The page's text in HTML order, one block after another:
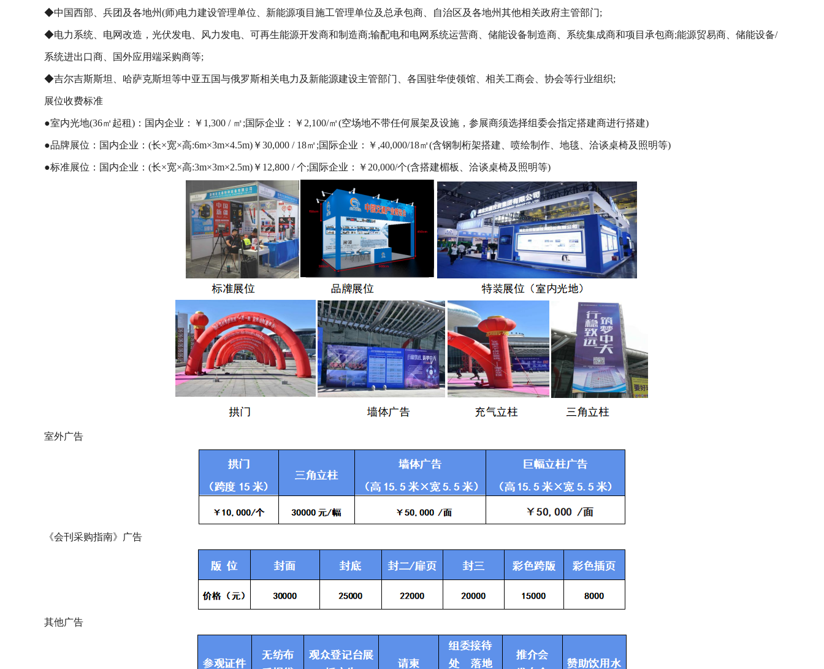
◆中国西部、兵团及各地州(师)电力建设管理单位、新能源项目施工管理单位及总承包商、自治区及各地州其他相关政府主管部门;
◆电力系统、电网改造，光伏发电、风力发电、可再生能源开发商和制造商;输配电和电网系统运营商、储能设备制造商、系统集成商和项目承包商;能源贸易商、储能设备/
系统进出口商、国外应用端采购商等;
◆吉尔吉斯斯坦、哈萨克斯坦等中亚五国与俄罗斯相关电力及新能源建设主管部门、各国驻华使领馆、相关工商会、协会等行业组织;
展位收费标准
●室内光地(36㎡起租)：国内企业：￥1,300 / ㎡;国际企业：￥2,100/㎡(空场地不带任何展架及设施，参展商须选择组委会指定搭建商进行搭建)
●品牌展位：国内企业：(长×宽×高:6m×3m×4.5m)￥30,000 / 18㎡;国际企业：￥,40,000/18㎡(含钢制桁架搭建、喷绘制作、地毯、洽谈桌椅及照明等)
●标准展位：国内企业：(长×宽×高:3m×3m×2.5m)￥12,800 / 个;国际企业：￥20,000/个(含搭建楣板、洽谈桌椅及照明等)
室外广告
《会刊采购指南》广告
其他广告